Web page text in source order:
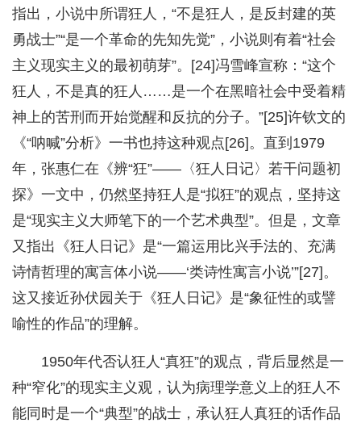
指出，小说中所谓狂人，“不是狂人，是反封建的英
勇战士”“是一个革命的先知先觉”，小说则有着“社会
主义现实主义的最初萌芽”。[24]冯雪峰宣称：“这个
狂人，不是真的狂人……是一个在黑暗社会中受着精
神上的苦刑而开始觉醒和反抗的分子。”[25]许钦文的
《“呐喊”分析》一书也持这种观点[26]。直到1979
年，张惠仁在《辨“狂”——〈狂人日记〉若干问题初
探》一文中，仍然坚持狂人是“拟狂”的观点，坚持这
是“现实主义大师笔下的一个艺术典型”。但是，文章
又指出《狂人日记》是“一篇运用比兴手法的、充满
诗情哲理的寓言体小说——‘类诗性寓言小说’”[27]。
这又接近孙伏园关于《狂人日记》是“象征性的或譬
喻性的作品”的理解。
1950年代否认狂人“真狂”的观点，背后显然是一
种“窄化”的现实主义观，认为病理学意义上的狂人不
能同时是一个“典型”的战士，承认狂人真狂的话作品